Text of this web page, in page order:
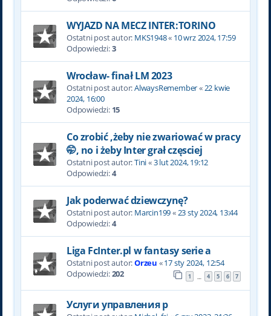
WYJAZD NA MECZ INTER:TORINO
Ostatni post autor: MKS1948« 10 wrz 2024, 17:59
Odpowiedzi:3
Wrocław- finał LM 2023
Ostatni post autor:AlwaysRemember«22 kwie
2024, 16:00
Odpowiedzi: 15
Co zrobić ,żeby nie zwariować w pracy
🤭, no i żeby Inter grał częsciej
Ostatni post autor:Tini«3 lut 2024, 19:12
Odpowiedzi:4
Jak poderwać dziewczynę?
Ostatni post autor: Marcin199«23 sty 2024, 13:44
Odpowiedzi:4
Liga FcInter.pl w fantasy serie a
Ostatni post autor:Orzeu «17 sty 2024, 12:54
Odpowiedzi:202 1 … 4 5 6 7
Услуги управления р